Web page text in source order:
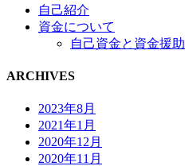
自己紹介
資金について
自己資金と資金援助
ARCHIVES
2023年8月
2021年1月
2020年12月
2020年11月